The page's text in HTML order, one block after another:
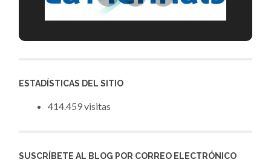
ESTADÍSTICAS DEL SITIO
414.459 visitas
SUSCRÍBETE AL BLOG POR CORREO ELECTRÓNICO